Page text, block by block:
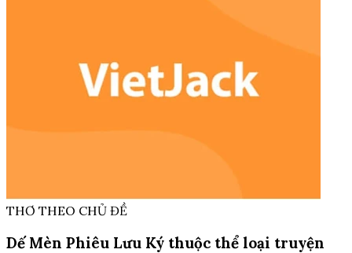
THƠ THEO CHỦ ĐỀ
Dế Mèn Phiêu Lưu Ký thuộc thể loại truyện